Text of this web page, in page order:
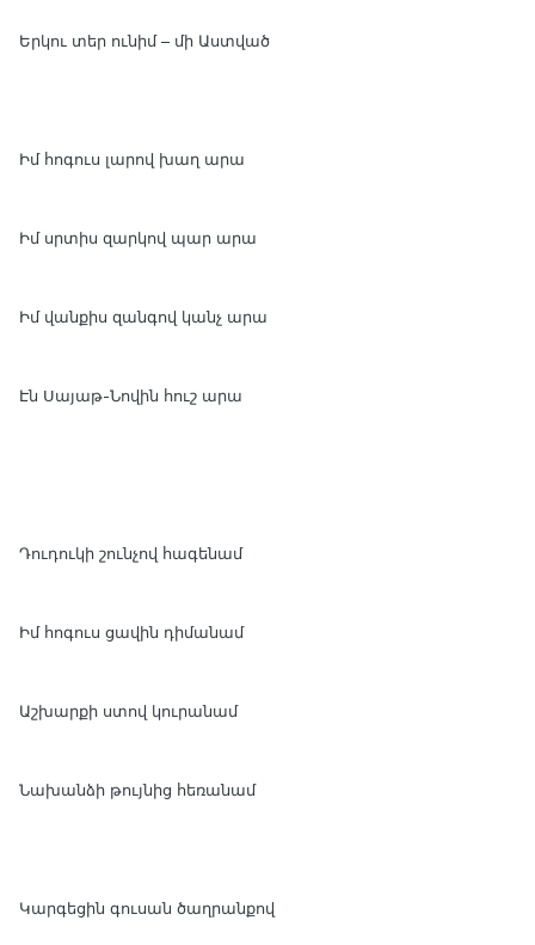
Երկու տեր ունիմ – մի Աստված
Իմ հոգուս լարով խաղ արա
Իմ սրտիս զարկով պար արա
Իմ վանքիս զանգով կանչ արա
Էն Սայաթ-Նովին հուշ արա
Դուդուկի շունչով հագենամ
Իմ հոգուս ցավին դիմանամ
Աշխարքի ստով կուրանամ
Նախանձի թույնից հեռանամ
Կարգեցին գուսան ծաղրանքով